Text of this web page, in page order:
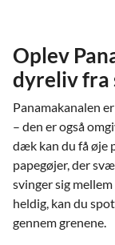
Oplev
dyreliv fra
Panamakanalen
– den er også
dæk kan du få øje
papegøjer, der
svinger sig
heldig, kan du
gennem grenene.